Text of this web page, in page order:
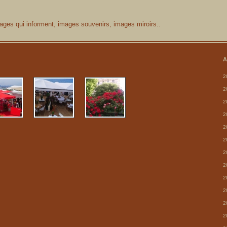
qui informent, images souvenirs, images miroirs..